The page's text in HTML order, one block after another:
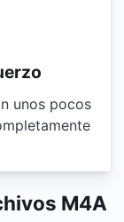
unos pocos
M4A